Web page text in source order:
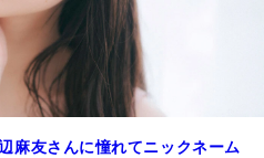
麻友さんに憧れてニックネーム